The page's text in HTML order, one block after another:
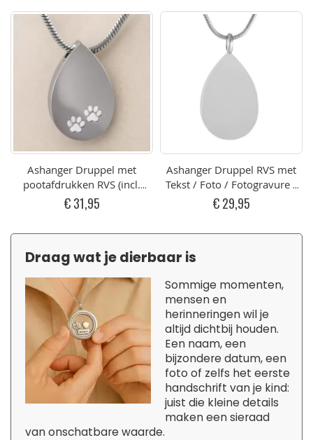
Ashanger Druppel met
pootafdrukken RVS (incl.
ketting) graveerbaar
€ 31,95
Ashanger Druppel RVS met
Tekst / Foto / Fotogravure /
Vingerafdruk Graveren
graveerbaar
€ 29,95
Draag wat je dierbaar is
Sommige momenten,
mensen en
herinneringen wil je
altijd dichtbij houden.
Een naam, een
bijzondere datum, een
foto of zelfs het eerste
handschrift van je kind:
juist die kleine details
maken een sieraad
van onschatbare waarde.